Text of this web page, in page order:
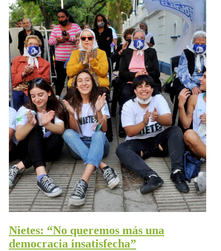
Nietes: “No queremos más una
democracia insatisfecha”